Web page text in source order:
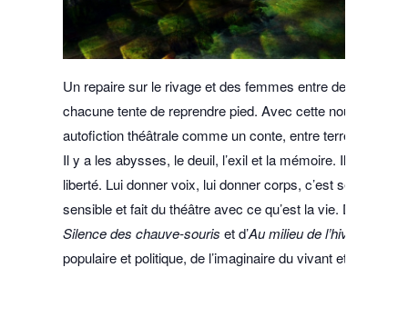
Un repaire sur le rivage et des femmes entre deux eaux.
chacune tente de reprendre pied. Avec cette nouvelle
autofiction théâtrale comme un conte, entre terre et
Il y a les abysses, le deuil, l’exil et la mémoire. Il y a une
liberté. Lui donner voix, lui donner corps, c’est se
sensible et fait du théâtre avec ce qu’est la vie. De
Silence des chauve-souris et d’Au milieu de l’hiver, j’ai
populaire et politique, de l’imaginaire du vivant et de